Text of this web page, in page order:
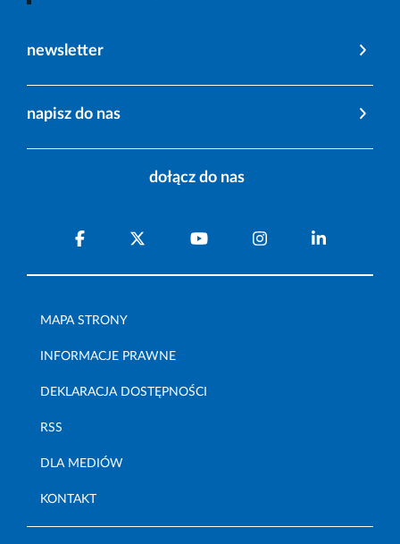
newsletter
napisz do nas
dołącz do nas
MAPA STRONY
INFORMACJE PRAWNE
DEKLARACJA DOSTĘPNOŚCI
RSS
DLA MEDIÓW
KONTAKT